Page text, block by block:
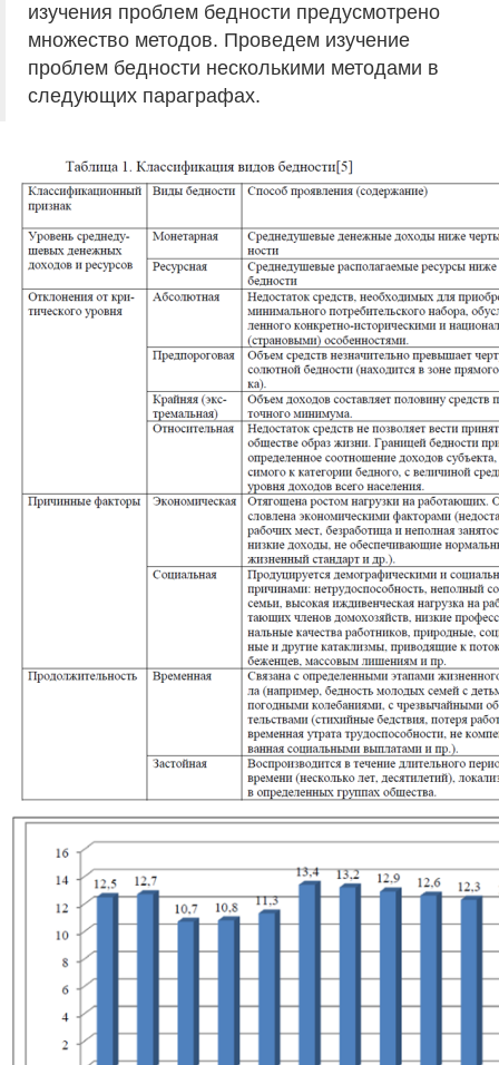
изучения проблем бедности предусмотрено
множество методов. Проведем изучение
проблем бедности несколькими методами в
следующих параграфах.